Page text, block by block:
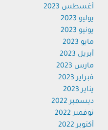
أغسطس 2023
يوليو 2023
يونيو 2023
مايو 2023
أبريل 2023
مارس 2023
فبراير 2023
يناير 2023
ديسمبر 2022
نوفمبر 2022
أكتوبر 2022